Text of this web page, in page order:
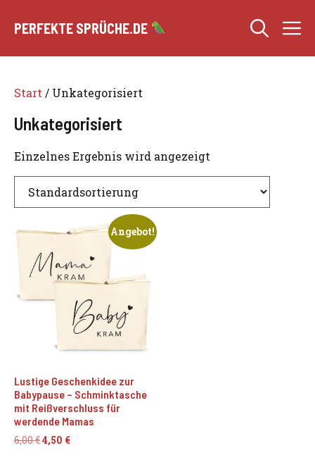
Inhalt
PERFEKTE SPRÜCHE.DE
Start / Unkategorisiert
Unkategorisiert
Einzelnes Ergebnis wird angezeigt
Angebot!
Lustige Geschenkidee zur
Babypause – Schminktasche
mit Reißverschluss für
werdende Mamas
6,00€Ursprünglicher
4,50 €Aktueller